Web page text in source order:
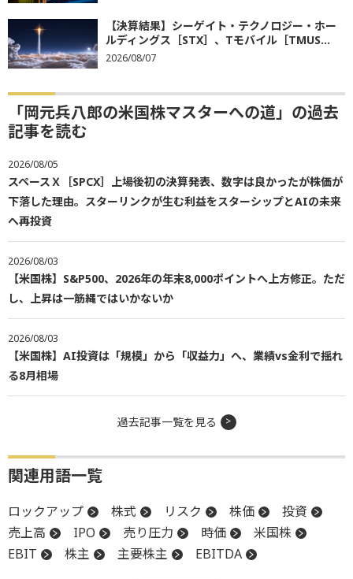
【決算結果】シーゲイト・テクノロジー・ホー
ルディングス［STX］、Tモバイル［TMUS...
2026/08/07
「岡元兵八郎の米国株マスターへの道」の過去
記事を読む
2026/08/05
スペースＸ［SPCX］上場後初の決算発表、数字は良かったが株価が
下落した理由。スターリンクが生む利益をスターシップとAIの未来
へ再投資
2026/08/03
【米国株】S&P500、2026年の年末8,000ポイントへ上方修正。ただ
し、上昇は一筋縄ではいかないか
2026/08/03
【米国株】AI投資は「規模」から「収益力」へ、業績vs金利で揺れ
る8月相場
過去記事一覧を見る
関連用語一覧
ロックアップ 株式 リスク 株価
投資
売上高
IPO 売り圧力 時価
米国株
EBIT
株主 主要株主
EBITDA